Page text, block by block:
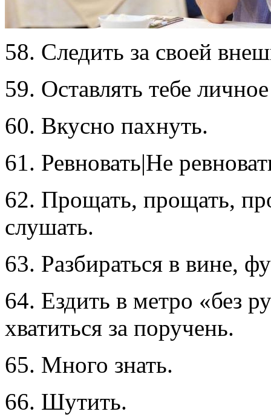
58. Следить за своей
59. Оставлять тебе
60. Вкусно пахнуть.
61. Ревновать|Не
62. Прощать, прощать,
слушать.
63. Разбираться в вине,
64. Ездить в метро «без
хватиться за поручень.
65. Много знать.
66. Шутить.